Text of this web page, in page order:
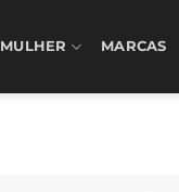
MULHER MARCAS